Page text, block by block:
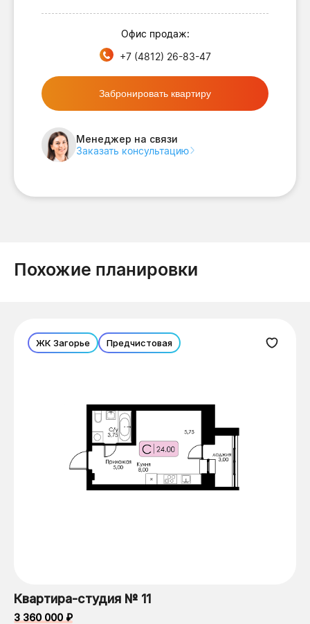
Офис продаж:
+7 (4812) 26-83-47
Забронировать квартиру
Менеджер на связи
Заказать консультацию
Похожие планировки
ЖК Загорье Предчистовая
Квартира-студия № 11
3 360 000 ₽